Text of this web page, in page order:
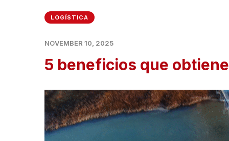
LOGÍSTICA
NOVEMBER 10, 2025
5 beneficios que